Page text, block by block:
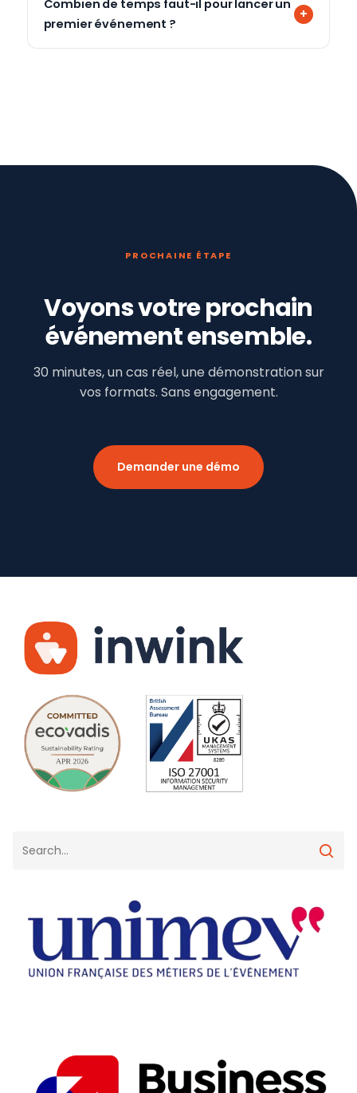
Combien de temps faut-il pour lancer un
premier événement ?
PROCHAINE ÉTAPE
Voyons votre prochain
événement ensemble.
30 minutes, un cas réel, une démonstration sur
vos formats. Sans engagement.
Demander une démo